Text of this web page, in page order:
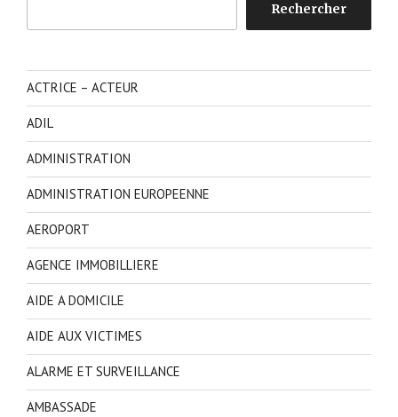
Rechercher
ACTRICE – ACTEUR
ADIL
ADMINISTRATION
ADMINISTRATION EUROPEENNE
AEROPORT
AGENCE IMMOBILLIERE
AIDE A DOMICILE
AIDE AUX VICTIMES
ALARME ET SURVEILLANCE
AMBASSADE